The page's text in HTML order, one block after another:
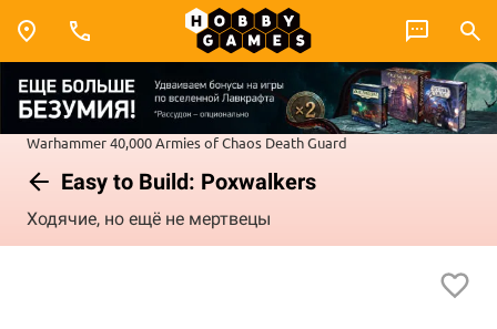
Warhammer 40,000Armies of Chaos Death Guard
Easy to Build: Poxwalkers
Ходячие, но ещё не мертвецы